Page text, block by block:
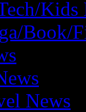
Kids
Book/
News